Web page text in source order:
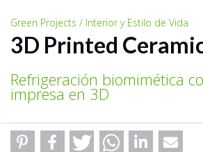
Green Projects / Interior y Estilo de Vida
3D Printed
Refrigeración biomimética
impresa en 3D